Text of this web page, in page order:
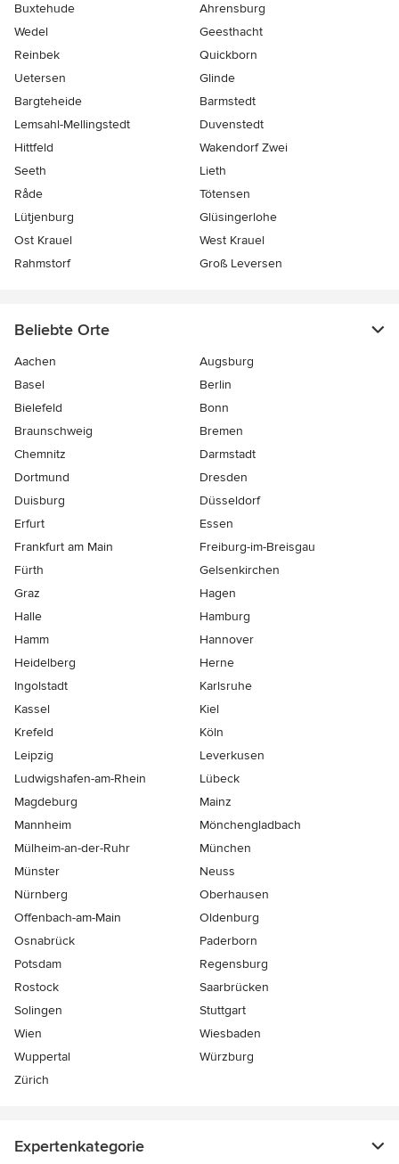
Buxtehude
Ahrensburg
Wedel
Geesthacht
Reinbek
Quickborn
Uetersen
Glinde
Bargteheide
Barmstedt
Lemsahl-Mellingstedt
Duvenstedt
Hittfeld
Wakendorf Zwei
Seeth
Lieth
Råde
Tötensen
Lütjenburg
Glüsingerlohe
Ost Krauel
West Krauel
Rahmstorf
Groß Leversen
Beliebte Orte
Aachen
Augsburg
Basel
Berlin
Bielefeld
Bonn
Braunschweig
Bremen
Chemnitz
Darmstadt
Dortmund
Dresden
Duisburg
Düsseldorf
Erfurt
Essen
Frankfurt am Main
Freiburg-im-Breisgau
Fürth
Gelsenkirchen
Graz
Hagen
Halle
Hamburg
Hamm
Hannover
Heidelberg
Herne
Ingolstadt
Karlsruhe
Kassel
Kiel
Krefeld
Köln
Leipzig
Leverkusen
Ludwigshafen-am-Rhein
Lübeck
Magdeburg
Mainz
Mannheim
Mönchen­gladbach
Mülheim-an-der-Ruhr
München
Münster
Neuss
Nürnberg
Oberhausen
Offenbach-am-Main
Oldenburg
Osnabrück
Paderborn
Potsdam
Regensburg
Rostock
Saarbrücken
Solingen
Stuttgart
Wien
Wiesbaden
Wuppertal
Würzburg
Zürich
Expertenkategorie